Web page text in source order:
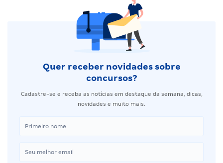
Quer receber novidades sobre
concursos?
Cadastre-se e receba as notícias em destaque da semana, dicas,
novidades e muito mais.